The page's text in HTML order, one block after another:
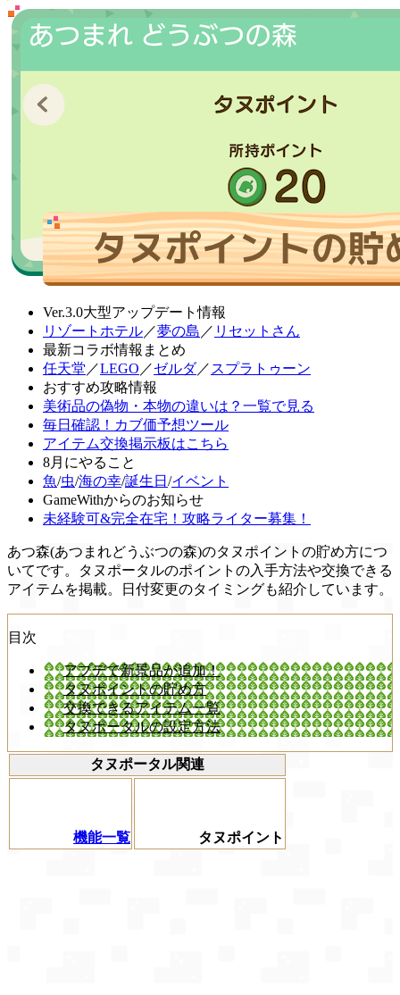
Ver.3.0大型アップデート情報
リゾートホテル／夢の島 ／ リセットさん
最新コラボ情報まとめ
任天堂 ／LEGO ／ゼルダ／ スプラトゥーン
おすすめ攻略情報
美術品の偽物・本物の違いは？一覧で見る
毎日確認！カブ価予想ツール
アイテム交換掲示板はこちら
8月にやること
魚/虫/海の幸/誕生日 /イベント
GameWithからのお知らせ
未経験可&完全在宅！攻略ライター募集！
あつ森(あつまれどうぶつの森)のタヌポイントの貯め方につ
いてです。タヌポータルのポイントの入手方法や交換できる
アイテムを掲載。日付変更のタイミングも紹介しています。
目次
アプデで新景品が追加！
タヌポイントの貯め方
交換できるアイテム一覧
タヌポータルの設定方法
タヌポータル関連
機能一覧 タヌポイント